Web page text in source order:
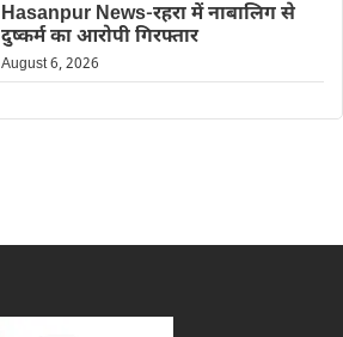
Hasanpur News-रहरा में नाबालिग से
दुष्कर्म का आरोपी गिरफ्तार
August 6, 2026